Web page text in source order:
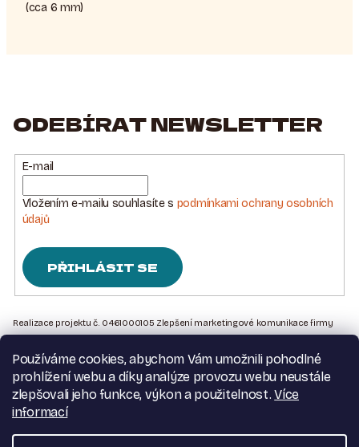
Používáme cookies, abychom Vám umožnili pohodlné
prohlížení webu a díky analýze provozu webu neustále
zlepšovali jeho funkce, výkon a použitelnost.Více
informací
(cca 6 mm)
ODEBÍRAT NEWSLETTER
E-mail
Vložením e-mailu souhlasíte s podmínkami ochrany osobních
údajů
PŘIHLÁSIT SE
Á
P
A
T
Realizace projektu č. 0461000105 Zlepšení marketingové komunikace firmy
Kontakt na nás
Obchodní podmínky
Podmínky ochrany osobních údajů
Moje objednávka